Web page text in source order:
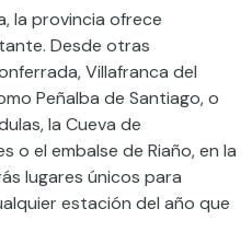
la provincia ofrece
Desde otras
Villafranca del
Peñalba de Santiago, o
la Cueva de
o el embalse de Riaño, en la
lugares únicos para
estación del año que